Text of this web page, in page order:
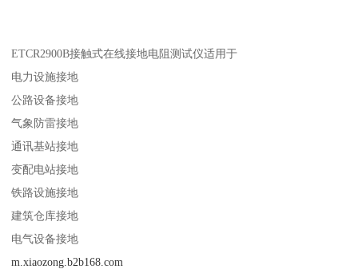
ETCR2900B接触式在线接地电阻测试仪适用于
电力设施接地
公路设备接地
气象防雷接地
通讯基站接地
变配电站接地
铁路设施接地
建筑仓库接地
电气设备接地
m.xiaozong.b2b168.com